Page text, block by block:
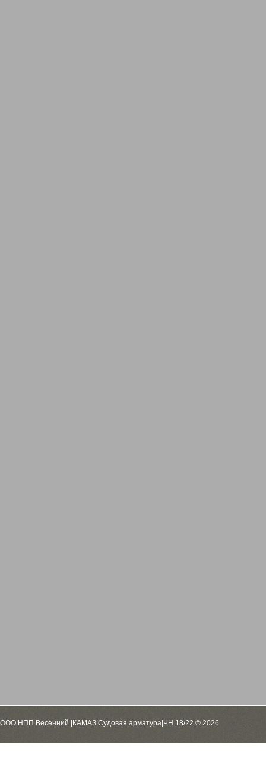
ООО НПП Весенний |КАМАЗ|Судовая арматура|ЧН 18/22 © 2026